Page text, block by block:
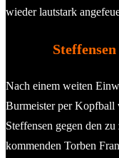
wieder lautstark
Nach einem weiten
Burmeister per Kopfball
Steffensen gegen den
kommenden Torben